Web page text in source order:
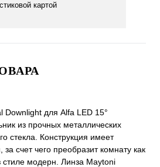
картой
Downlight для Alfa LED 15°
из прочных металлических
стекла. Конструкция имеет
счет чего преобразит комнату как
стиле модерн. Линза Maytoni